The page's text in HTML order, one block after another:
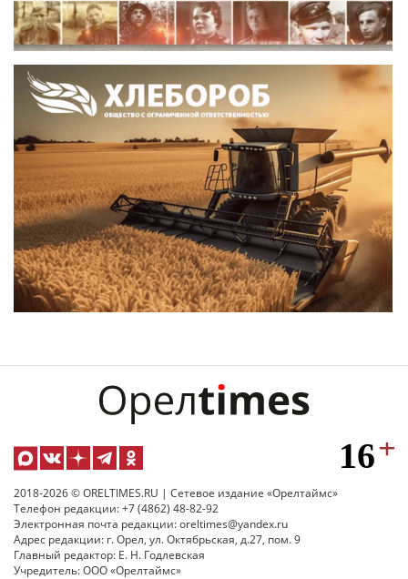
2018-2026 © ORELTIMES.RU | Сетевое издание «Орелтаймс»
Телефон редакции: +7 (4862) 48-82-92
Электронная почта редакции: oreltimes@yandex.ru
Адрес редакции: г. Орел, ул. Октябрьская, д.27, пом. 9
Главный редактор: Е. Н. Годлевская
Учредитель: ООО «Орелтаймс»